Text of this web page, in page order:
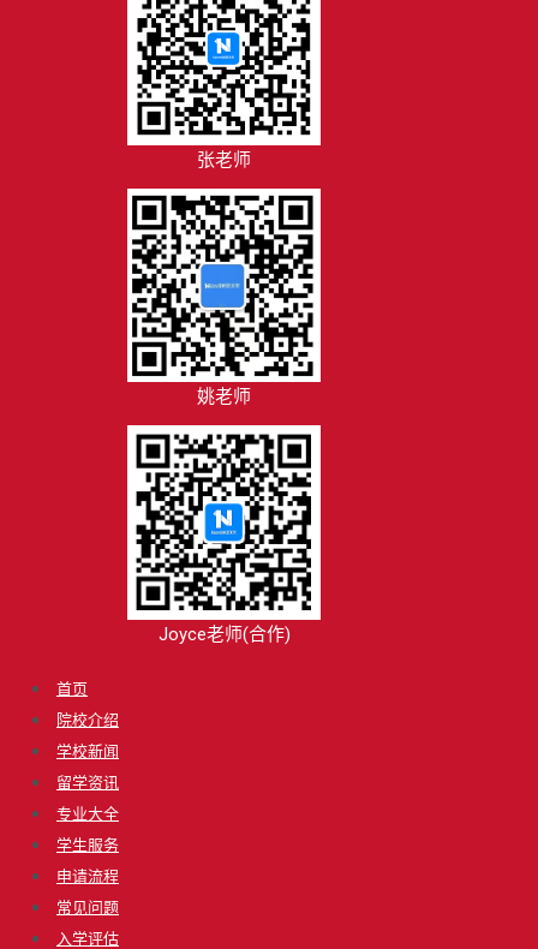
张老师
姚老师
Joyce老师(合作)
首页
院校介绍
学校新闻
留学资讯
专业大全
学生服务
申请流程
常见问题
入学评估